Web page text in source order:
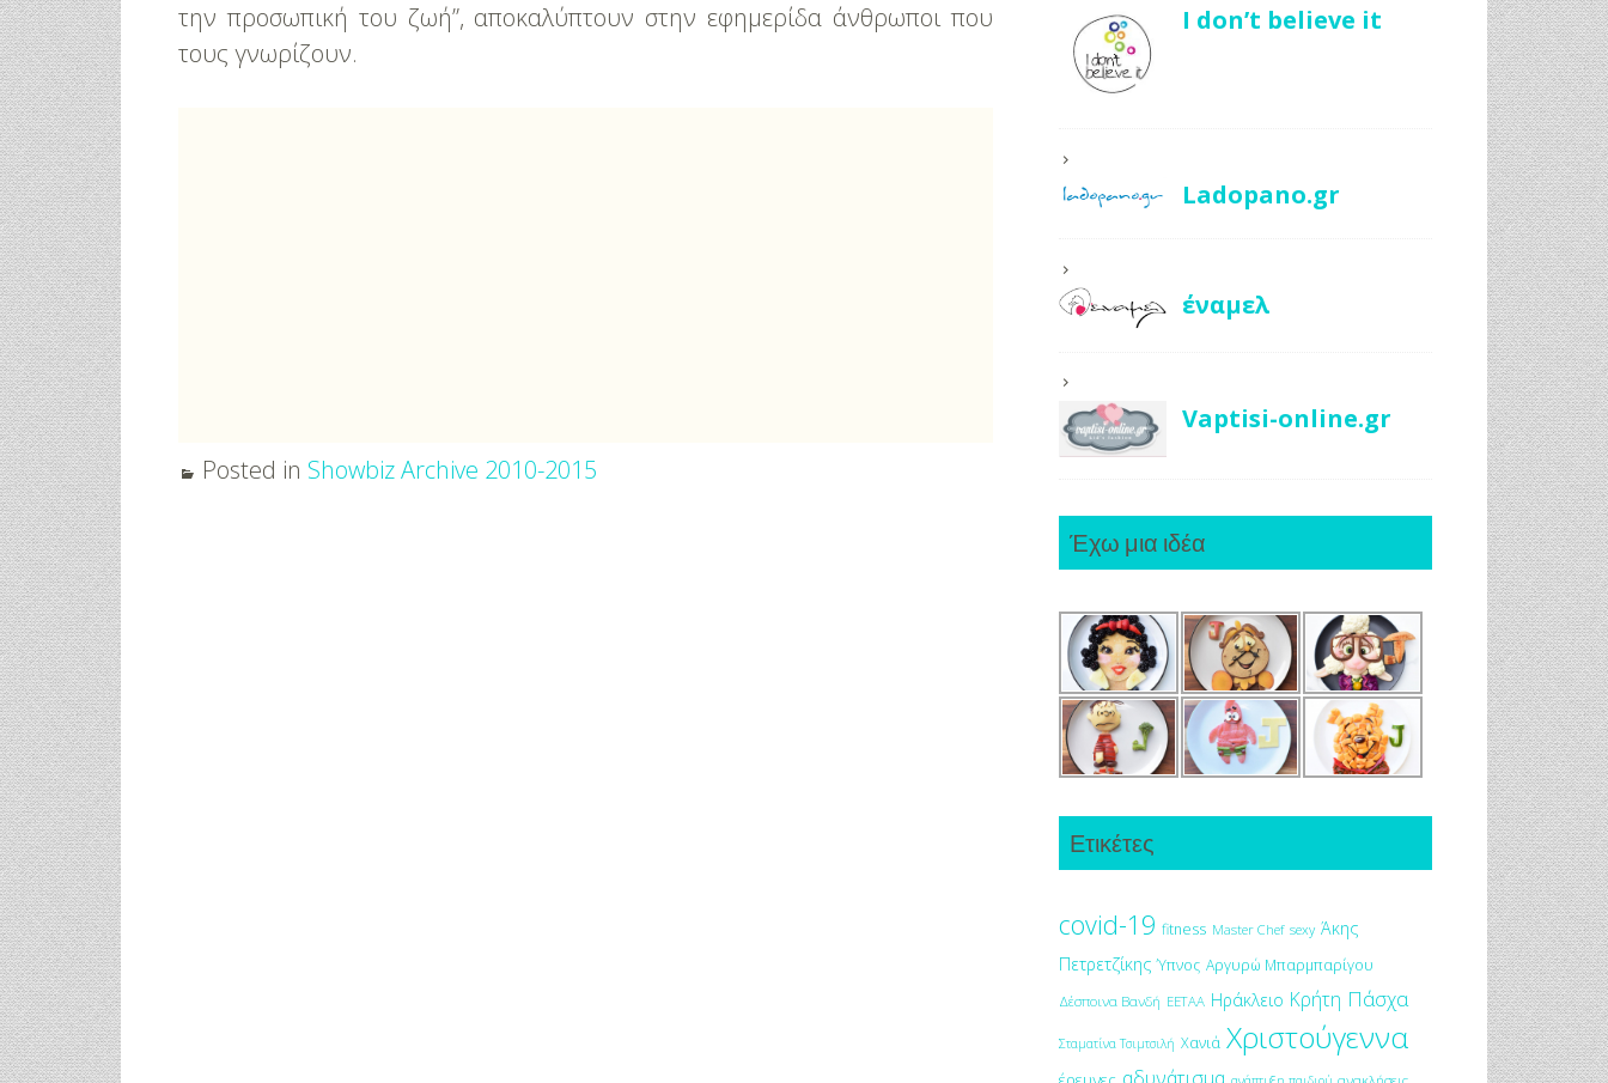
την προσωπική του ζωή”, αποκαλύπτουν στην εφημερίδα άνθρωποι που
τους γνωρίζουν.
Posted in Showbiz Archive 2010-2015
I don’t believe it
Ladopano.gr
έναμελ
Vaptisi-online.gr
Έχω μια ιδέα
Ετικέτες
covid-19 fitness Master Chef sexy Άκης
Πετρετζίκης Ύπνος Αργυρώ Μπαρμπαρίγου
Δέσποινα Βανδή ΕΕΤΑΑ Ηράκλειο Κρήτη Πάσχα
Σταματίνα Τσιμτσιλή Χανιά Χριστούγεννα